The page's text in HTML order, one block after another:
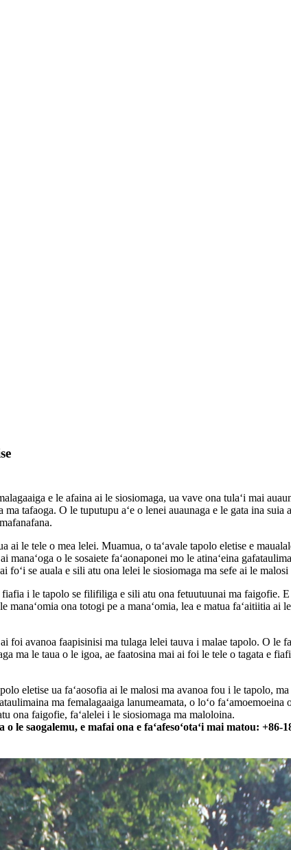
e le afaina ai le siosiomaga, ua vave ona tulaʻi mai
tafaoga. O le tuputupu aʻe o lenei auaunaga e le gata ina
ai le tele o mea lelei. Muamua, o taʻavale tapolo eletise e
manaʻoga o le sosaiete faʻaonaponei mo le atinaʻeina
foʻi se auala e sili atu ona lelei le siosiomaga ma sefe ai le
i le tapolo se filifiliga e sili atu ona fetuutuunai ma faigofie.
ona totogi pe a manaʻomia, lea e matua faʻaitiitia ai
foi avanoa faapisinisi ma tulaga lelei tauva i malae tapolo. O le
ma le taua o le igoa, ae faatosina mai ai foi le tele o tagata e
eletise ua faʻaosofia ai le malosi ma avanoa fou i le tapolo,
ma femalagaaiga lanumeamata, o loʻo
ona faigofie, faʻalelei i le siosiomaga ma maloloina.
le saogalemu, e mafai ona e faʻafesoʻotaʻi mai matou: +86-